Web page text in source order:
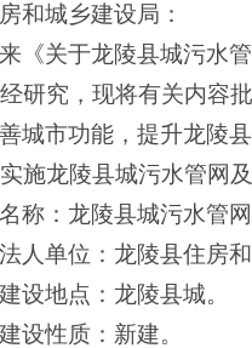
和城乡建设局：
《关于龙陵县城污水
研究，现将有关内容
城市功能，提升龙陵
施龙陵县城污水管网
称：龙陵县城污水管
人单位：龙陵县住房
设地点：龙陵县城。
设性质：新建。